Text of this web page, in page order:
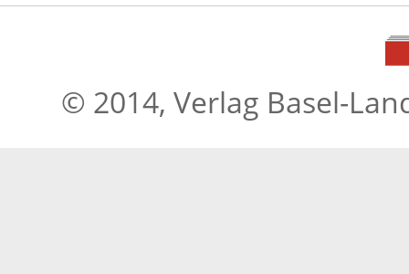
© 2014, Verlag Basel-